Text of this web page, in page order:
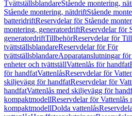
TvättställsblandareStående montering,
Stående montering, nätdriftStående
batteridriftReservdelar för Stående
montering, generatordriftReservdelar för
generatordriftTillbehörReservdelar för
tvättställsblandareReservdelar för För
tvättställsblandareApparatanslutningar
enheter och tvättställVattenlås för handfat
för handfatVattenlåsReservdelar för
skiljevägg för handfatReservdelar för
handfatVattenlås med skiljevägg för
kompaktmodellReservdelar för
kompaktmodellDolda vattenlås